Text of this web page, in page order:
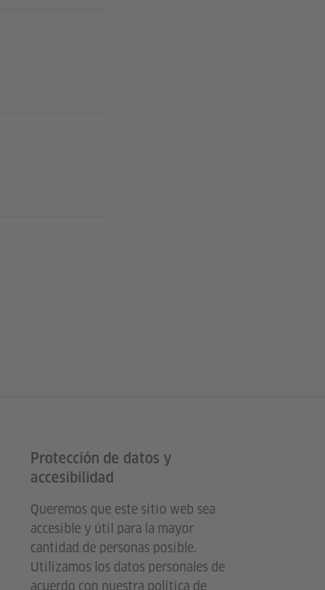
Protección de datos y
accesibilidad
Queremos que este sitio web sea
accesible y útil para la mayor
cantidad de personas posible.
Utilizamos los datos personales de